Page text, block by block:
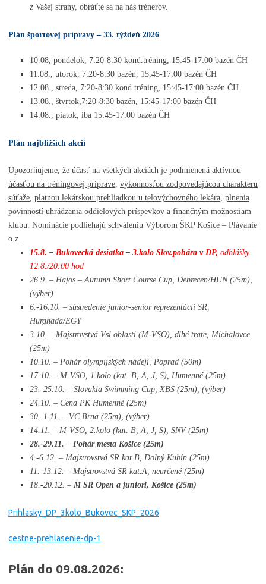
z Vašej strany, obráťte sa na nás trénerov.
Plán športovej prípravy – 33. týždeň 2026
10.08, pondelok, 7:20-8:30 kond.tréning, 15:45-17:00 bazén ČH
11.08., utorok, 7:20-8:30 bazén, 15:45-17:00 bazén ČH
12.08., streda, 7:20-8:30 kond.tréning, 15:45-17:00 bazén ČH
13.08., štvrtok,7:20-8:30 bazén, 15:45-17:00 bazén ČH
14.08., piatok, iba 15:45-17:00 bazén ČH
Plán najbližších akcií
Upozorňujeme, že účasť na všetkých akciách je podmienená aktívnou
účasťou na tréningovej príprave, výkonnosťou zodpovedajúcou charakteru
súťaže, platnou lekárskou prehliadkou u telovýchovného lekára, plnenia
povinností uhrádzania oddielových príspevkov a finančným možnostiam
klubu. Nominácie podliehajú schváleniu Výborom ŠKP Košice – Plávanie
o.z.
15.8. – Bukovecká desiatka – 3.kolo Slov.pohára v DP, odhlášky
12.8./20:00 hod
26.9. – Hajos – Autumn Short Course Cup, Debrecen/HUN (25m),
(výber)
6.-16.10. – sústredenie junior-senior reprezentácií SR,
Hurghada/EGY
3.10. – Majstrovstvá Vsl.oblasti (M-VSO), dlhé trate, Michalovce
(25m)
10.10. – Pohár olympijských nádejí, Poprad (50m)
17.10. – M-VSO, 1.kolo (kat. B, A, J, S), Humenné (25m)
23.-25.10. – Slovakia Swimming Cup, XBS (25m), (výber)
24.10. – Cena PK Humenné (25m)
30.-1.11. – VC Brna (25m), (výber)
14.11. – M-VSO, 2.kolo (kat. B, A, J, S), SNV (25m)
28.-29.11. – Pohár mesta Košice (25m)
4.-6.12. – Majstrovstvá SR kat.B, Dolný Kubín (25m)
11.-13.12. – Majstrovstvá SR kat.A, neurčené (25m)
18.-20.12. – M SR Open a juniori, Košice (25m)
Prihlasky_DP_3kolo_Bukovec_SKP_2026
cestne-prehlasenie-dp-1
Plán do 09.08.2026: